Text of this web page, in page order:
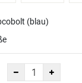
(blau)